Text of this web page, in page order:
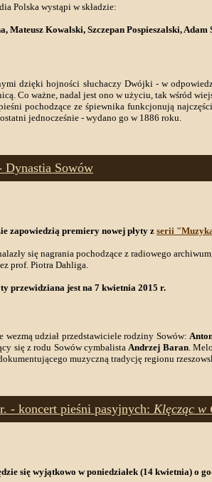
Polska wystąpi w składzie:
Mateusz Kowalski, Szczepan Pospieszalski,
dzięki hojności słuchaczy Dwójki - w
Co ważne, nadal jest ono w użyciu, tak wśród
pochodzące ze śpiewnika funkcjonują
jednocześnie - wydano go w 1886 roku.
Dynastia Sowów
zapowiedzią premiery nowej płyty z serii
się nagrania pochodzące z radiowego
prof. Piotra Dahliga.
przewidziana jest na 7 kwietnia 2015 r.
wezmą udział przedstawiciele rodziny Sowów:
się z rodu Sowów cymbalistaAndrzej Baran.
muzyczną tradycję regionu
- koncert pieśni pasyjnych: Klęcząc w
się wyjątkowo w poniedziałek (14 kwietnia) o